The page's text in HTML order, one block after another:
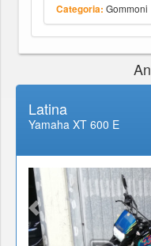
Categoria: Gommoni
Latina
Yamaha XT 600 E